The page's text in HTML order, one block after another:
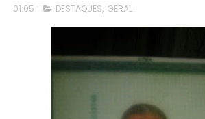
01:05 DESTAQUES, GERAL